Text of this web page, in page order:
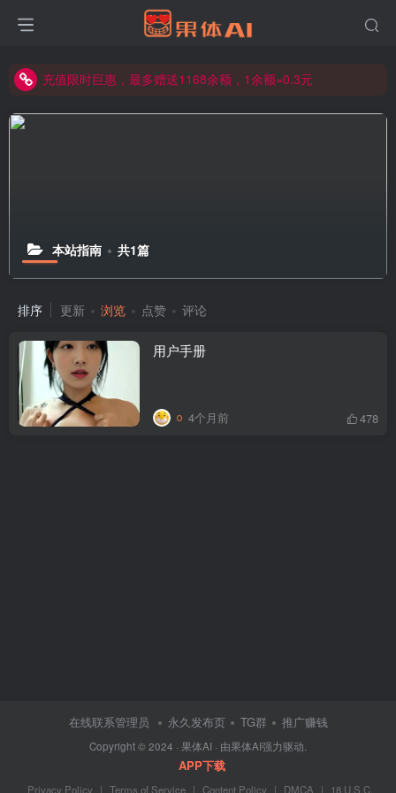
充值限时巨惠，最多赠送1168余额，1余额=0.3元
充值限时巨惠，最多赠送1168余额，1余额=0.3元
本站指南 共1篇
排序 更新 浏览 点赞 评论
用户手册
4个月前 478
在线联系管理员 永久发布页 TG群 推广赚钱
Copyright © 2024 · 果体AI · 由果体AI强力驱动.
APP下载
Privacy Policy | Terms of Service | Content Policy | DMCA | 18 U.S.C.